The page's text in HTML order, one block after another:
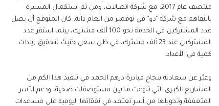
منتصف عام 2017، مع شركة اتصالات، ومن ثم استكمال المسيرة
بالتفاهم مع شركة "دو" في نوفمبر من العام ذاته، كان المتوقع أن يصل
عدد المشتركين في الخدمة نحو 100 ألف مشترك، بينما استقر عدد
المشتركين عند 23 ألف مشترك، في ظل سعي حثيث لتحقيق زيادات
كمية في الأعداد.
وعبّر عن سعادته بنجاح مبادرة درهم الحمد في تنفيذ هذا الكم من
المشاريع الكبرى التي تنوعت ما بين مستوصفات صحية، ودعم الأسر
المتعففة وتحويلها من أسر تعتمد في نفقاتها اليومية على مساعدات